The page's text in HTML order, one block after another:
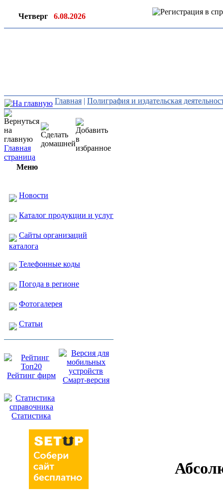
Четверг 6.08.2026
Главная | Полиграфия и издательская
Главная
страница
Меню
Новости
Каталог продукции и услуг
Сайты организаций
каталога
Телефонные коды
Погода в регионе
Фотогалерея
Статьи
Рейтинг фирм
Смарт-версия
Статистика